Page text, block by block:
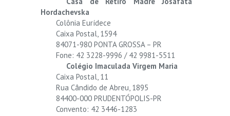
Hordachevska
Colônia Eurídece
Caixa Postal, 1594
84071-980 PONTA GROSSA – PR
Fone: 42 3228-9996 / 42 9981-5511
Colégio Imaculada Virgem Maria
Caixa Postal, 11
Rua Cândido de Abreu, 1895
84400-000 PRUDENTÓPOLIS-PR
Convento: 42 3446-1283